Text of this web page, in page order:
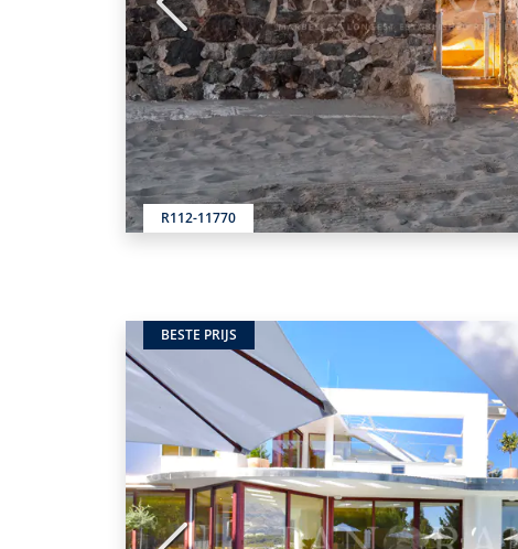
R112-11770
Vorige
BESTE PRIJS